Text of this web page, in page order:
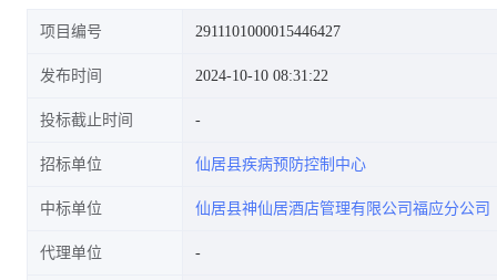
项目编号 2911101000015446427
发布时间 2024-10-10 08:31:22
投标截止时间
招标单位 仙居县疾病预防控制中心
中标单位 仙居县神仙居酒店管理有限公司福应分公司
代理单位